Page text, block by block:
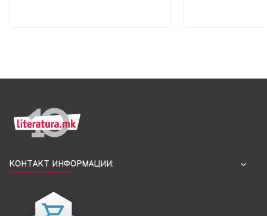
КОНТАКТ ИНФОРМАЦИИ: